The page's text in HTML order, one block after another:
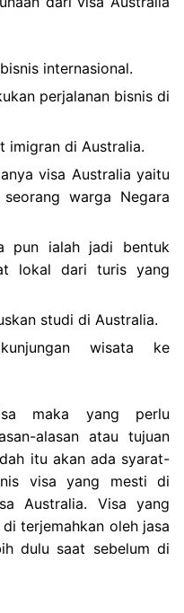
internasional.
perjalanan bisnis di
imigran di Australia.
visa Australia yaitu
warga Negara
pun ialah jadi bentuk
lokal dari turis yang
studi di Australia.
wisata ke
maka yang perlu
alasan atau tujuan
itu akan ada syarat-
visa yang mesti di
Australia. Visa yang
terjemahkan oleh jasa
dulu saat sebelum di